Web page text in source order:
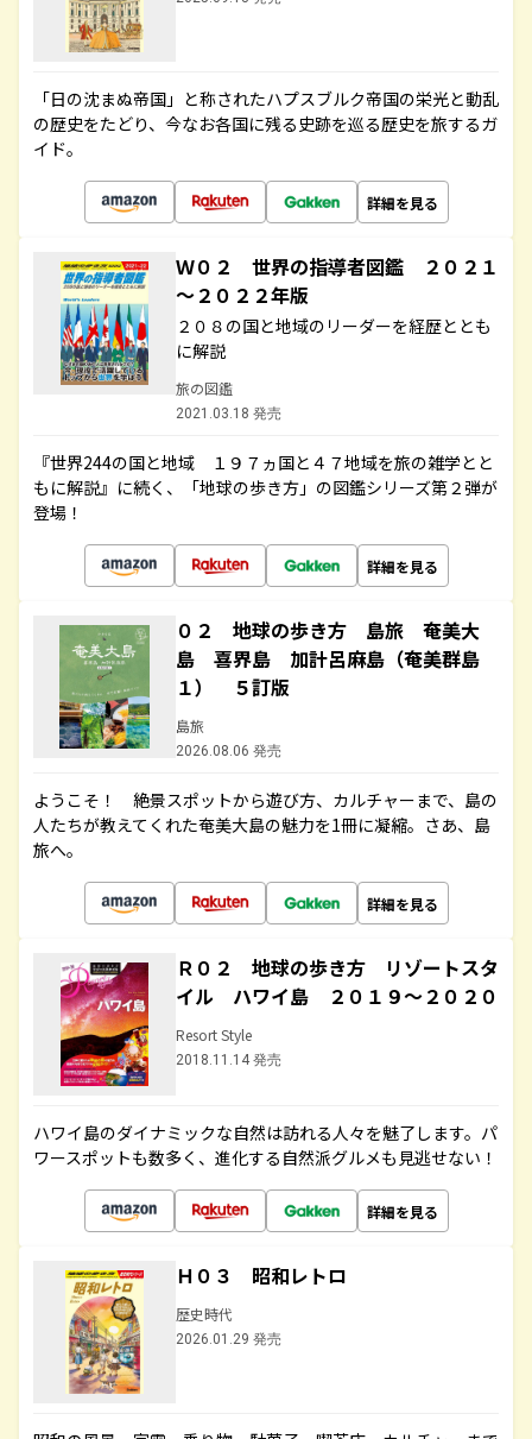
「日の沈まぬ帝国」と称されたハプスブルク帝国の栄光と動乱
の歴史をたどり、今なお各国に残る史跡を巡る歴史を旅するガ
イド。
詳細を見る
Ｗ０２ 世界の指導者図鑑 ２０２１
～２０２２年版
２０８の国と地域のリーダーを経歴ととも
に解説
旅の図鑑
2021.03.18 発売
『世界244の国と地域 １９７ヵ国と４７地域を旅の雑学とと
もに解説』に続く、「地球の歩き方」の図鑑シリーズ第２弾が
登場！
詳細を見る
０２ 地球の歩き方 島旅 奄美大
島 喜界島 加計呂麻島（奄美群島
１） ５訂版
島旅
2026.08.06 発売
ようこそ！ 絶景スポットから遊び方、カルチャーまで、島の
人たちが教えてくれた奄美大島の魅力を1冊に凝縮。さあ、島
旅へ。
詳細を見る
Ｒ０２ 地球の歩き方 リゾートスタ
イル ハワイ島 ２０１９～２０２０
Resort Style
2018.11.14 発売
ハワイ島のダイナミックな自然は訪れる人々を魅了します。パ
ワースポットも数多く、進化する自然派グルメも見逃せない！
詳細を見る
Ｈ０３ 昭和レトロ
歴史時代
2026.01.29 発売